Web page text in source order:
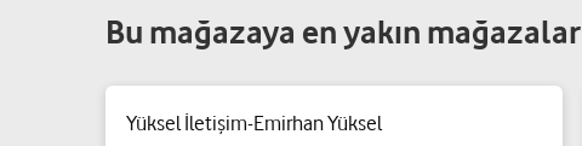
Bu mağazaya en yakın
Yüksel İletişim-Emirhan Yüksel